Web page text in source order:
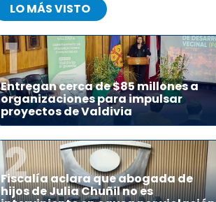
LO MÁS VISTO
1
Entregan cerca de $85 millones a
organizaciones para impulsar
proyectos de Valdivia
2
Fiscalía aclara que abogada de
hijos de Julia Chuñil no es